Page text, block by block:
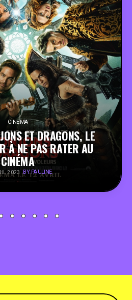
VIDÉO
PLANS
KULTT
CINÉMA
ET DRAGONS, LE
À NE PAS RATER AU
CINÉMA
2023 BY PAULINE